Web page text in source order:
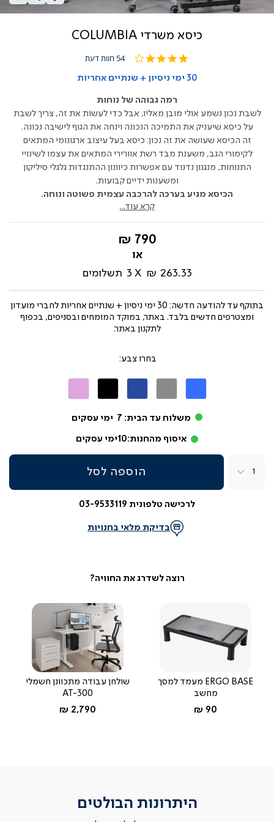
כיסא משרדי COLUMBIA
4.1
rating
54 חוות דעת
30 ימי ניסיון + שנתיים אחריות
רמה גבוהה של נוחות
לשבת נכון נשמע אולי מובן מאליו, אבל כדי לעשות את זה, צריך לשבת
על כיסא שיעניק את התמיכה הנכונה וינחה את הגוף לישיבה נכונה.
זה הכיסא שעושה את זה נכון: כיסא בעל עיצוב ארגונומי המתאים
לקימורי הגב, משענת מבד רשת אוורירי המתאים את עצמו לשינויי
התנוחות, מנגנון נדנוד עם אפשרות כיוונון ההתנגדות גלגלי סיליקון
ומשענות ידיים קבועות.
הכיסא מגיע בערכה להרכבה עצמית פשוטה ונוחה.
קרא עוד...
החל
מ-
790 ₪
263.33 ₪
3 תשלומים
בתוקף עד
להודעה חדשה: 30 ימי ניסיון + שנתיים אחריות לחברי מועדון
ומצטרפים חדשים בלבד. באתר, במוקד המומחים ובסניפים, בכפוף
לתקנון באתר.
צבע
משלוח עד הבית: 7 ימי עסקים
איסוף מהחנות:10ימי עסקים
הוספה לסל
לרכישה טלפונית 03-9533119
בדיקת מלאי בחנויות
ERGO BASE מעמד למסך
מחשב
החל מ-
90 ₪
שולחן עבודה מתכוונן חשמלי
AT-300
החל מ-
2,790 ₪
היתרונות הבולטים